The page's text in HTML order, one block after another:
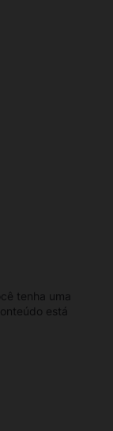
tenha uma
está